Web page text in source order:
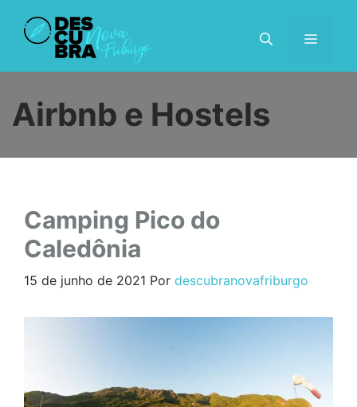
para
MENU
Airbnb e Hostels
Camping Pico do
Caledônia
15 de junho de 2021 Por descubranovafriburgo